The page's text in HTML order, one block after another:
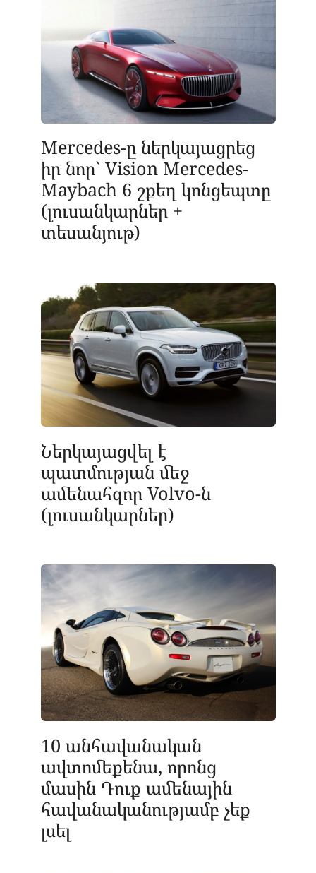
Mercedes-ը ներկայացրեց
իր նոր` Vision Mercedes-
Maybach 6 շքեղ կոնցեպտը
(լուսանկարներ +
տեսանյութ)
Ներկայացվել է
պատմության մեջ
ամենահզոր Volvo-ն
(լուսանկարներ)
10 անհավանական
ավտոմեքենա, որոնց
մասին Դուք ամենային
հավանականությամբ չեք
լսել